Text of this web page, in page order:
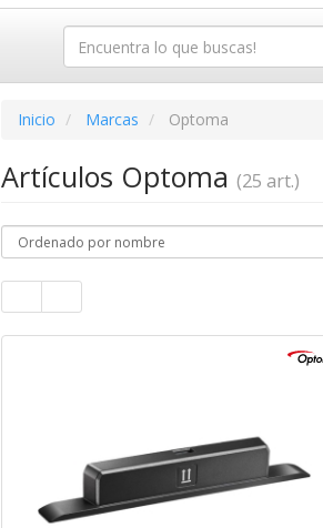
Inicio Marcas Optoma
Artículos Optoma (25 art.)